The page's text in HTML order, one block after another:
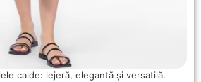
calde: lejeră, elegantă și versatilă.